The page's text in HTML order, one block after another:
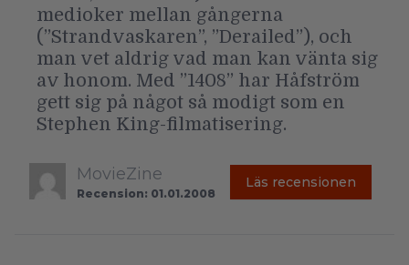
medioker mellan gångerna
(”Strandvaskaren”, ”Derailed”), och
man vet aldrig vad man kan vänta sig
av honom. Med ”1408” har Håfström
gett sig på något så modigt som en
Stephen King-filmatisering.
MovieZine
Recension: 01.01.2008
Läs recensionen